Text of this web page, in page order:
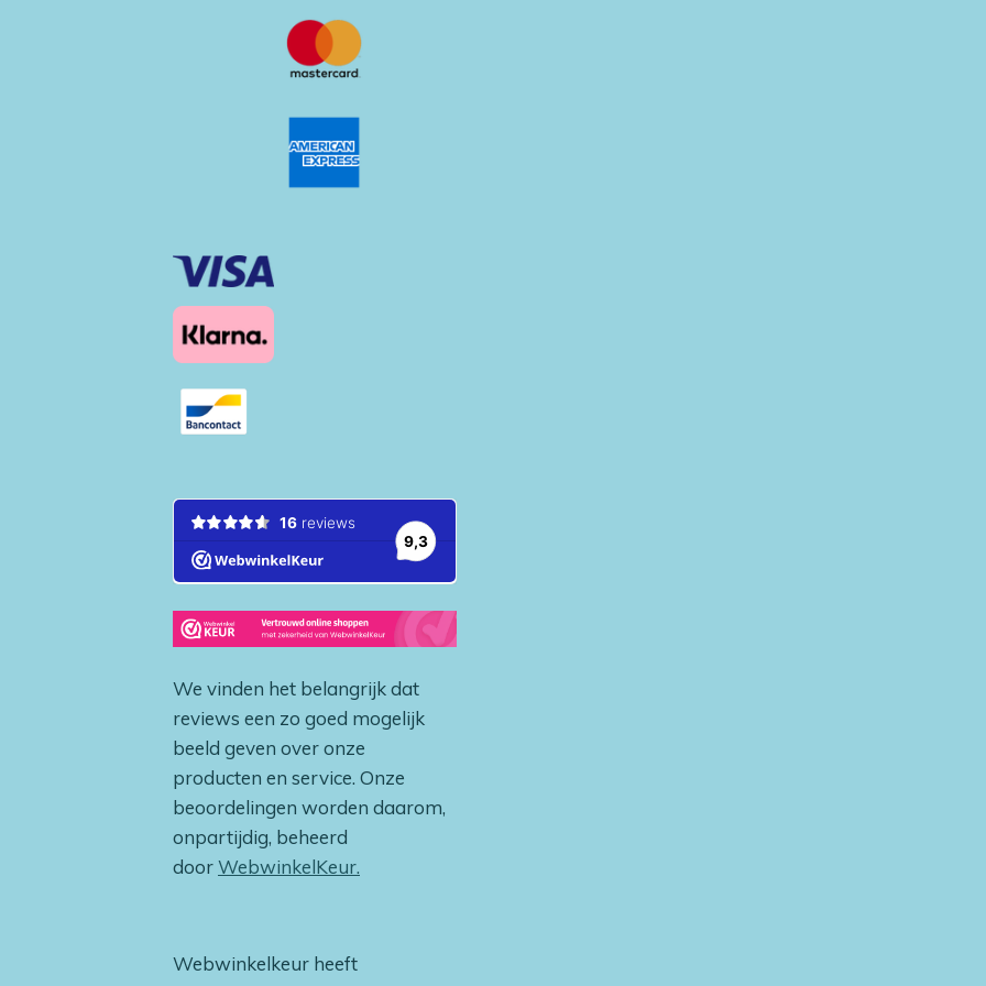
We vinden het belangrijk dat
reviews een zo goed mogelijk
beeld geven over onze
producten en service. Onze
beoordelingen worden daarom,
onpartijdig, beheerd
doorWebwinkelKeur.
Webwinkelkeur heeft